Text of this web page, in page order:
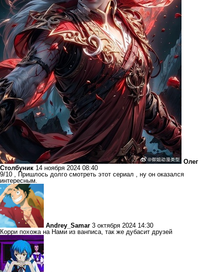
Олег
Столбуник 14 ноября 2024 08:40
9/10 , Пришлось долго смотреть этот сериал , ну он оказался
интересным.
Andrey_Samar 3 октября 2024 14:30
Корри похожа на Нами из ванписа, так же дубасит друзей